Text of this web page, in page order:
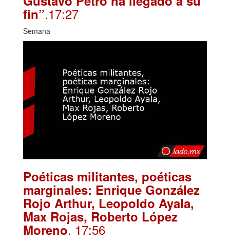
fin”.17:27
Semana
Poéticas militantes, poéticas
marginales: Enrique González
Rojo Arthur, Leopoldo Ayala,
Max Rojas, Roberto López
Moreno. 17:56